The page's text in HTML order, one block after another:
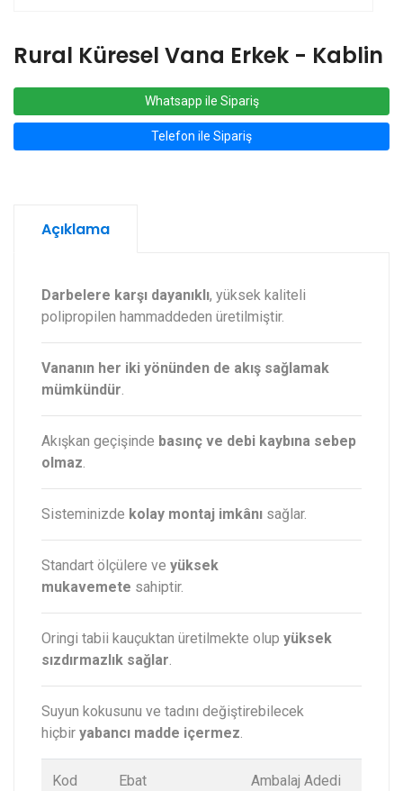
Rural Küresel Vana Erkek - Kablin
Whatsapp ile Sipariş
Telefon ile Sipariş
Açıklama
Darbelere karşı dayanıklı, yüksek kaliteli
polipropilen hammaddeden üretilmiştir.
Vananın her iki yönünden de akış sağlamak
mümkündür.
Akışkan geçişinde basınç ve debi kaybına sebep
olmaz.
Sisteminizde kolay montaj imkânı sağlar.
Standart ölçülere ve yüksek
mukavemete sahiptir.
Oringi tabii kauçuktan üretilmekte olup yüksek
sızdırmazlık sağlar.
Suyun kokusunu ve tadını değiştirebilecek
hiçbir yabancı madde içermez.
Kod Ebat Ambalaj Adedi